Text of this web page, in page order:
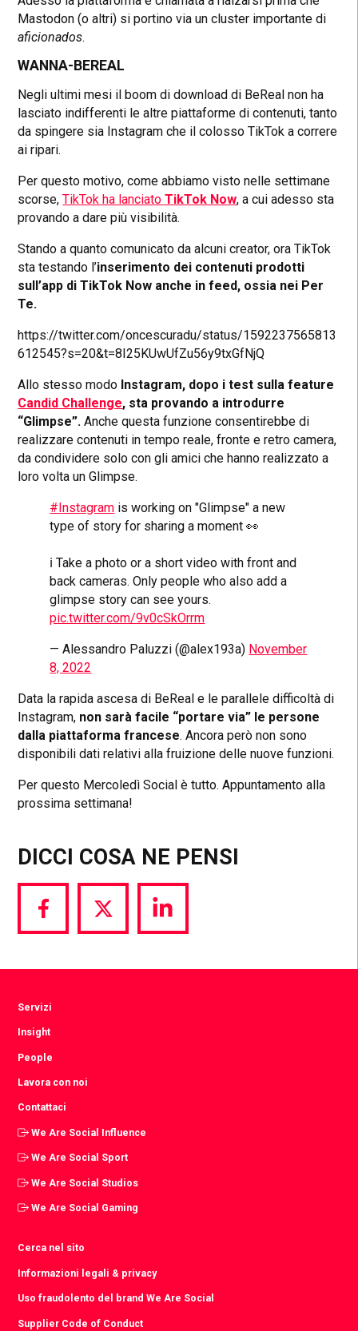
Mastodon (o altri) si portino via un cluster importante di
aficionados.
WANNA-BEREAL
Negli ultimi mesi il boom di download di BeReal non ha
lasciato indifferenti le altre piattaforme di contenuti, tanto
da spingere sia Instagram che il colosso TikTok a correre
ai ripari.
Per questo motivo, come abbiamo visto nelle settimane
scorse,TikTok ha lanciatoTikTok Now, a cui adesso sta
provando a dare più visibilità.
Stando a quanto comunicato da alcuni creator, ora TikTok
sta testando l’inserimento dei contenuti prodotti
sull’app di TikTok Now anche in feed, ossia nei Per
Te.
https://twitter.com/oncescuradu/status/1592237565813
612545?s=20&t=8I25KUwUfZu56y9txGfNjQ
Allo stesso modo Instagram, dopo i test sulla feature
Candid Challenge, sta provando a introdurre
“Glimpse”. Anche questa funzione consentirebbe di
realizzare contenuti in tempo reale, fronte e retro camera,
da condividere solo con gli amici che hanno realizzato a
loro volta un Glimpse.
#Instagram is working on "Glimpse" a new
type of story for sharing a moment 👀
ℹ️ Take a photo or a short video with front and
back cameras. Only people who also add a
glimpse story can see yours.
pic.twitter.com/9v0cSkOrrm
— Alessandro Paluzzi (@alex193a) November
8, 2022
Data la rapida ascesa di BeReal e le parallele difficoltà di
Instagram, non sarà facile “portare via” le persone
dalla piattaforma francese. Ancora però non sono
disponibili dati relativi alla fruizione delle nuove funzioni.
Per questo Mercoledì Social è tutto. Appuntamento alla
prossima settimana!
DICCI COSA NE PENSI
Share
via
Share
via
Share
via
Servizi
Insight
People
Lavora con noi
Contattaci
We Are Social Influence
We Are Social Sport
We Are Social Studios
We Are Social Gaming
Cerca nel sito
Informazioni legali & privacy
Uso fraudolento del brand We Are Social
Supplier Code of Conduct